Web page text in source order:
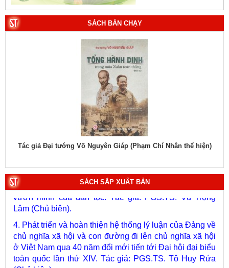
SÁCH BÁN CHẠY
Tác giả Đại tướng Võ Nguyên Giáp (Phạm Chí Nhân thể hiện)
SÁCH SẮP XUẤT BẢN
1. Bác Hồ ở Pháp. Tác giả: Bảo tàng Hồ Chí Minh.
2. Lịch sử Chính phủ (5 tập). Tác giả: Ban Chỉ đạo biên
3. Việt Nam: Từ kỷ nguyên dựng nước đến kỷ nguyên
vươn mình của dân tộc. Tác giả: PGS.TS. Vũ Trọng
4. Phát triển và hoàn thiện hệ thống lý luận của Đảng về
chủ nghĩa xã hội và con đường đi lên chủ nghĩa xã hội
ở Việt Nam qua 40 năm đổi mới tiến tới Đại hội đại biểu
toàn quốc lần thứ XIV. Tác giả: PGS.TS. Tô Huy Rứa
(Chủ biên).